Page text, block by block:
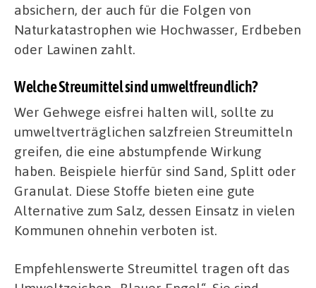
absichern, der auch für die Folgen von
Naturkatastrophen wie Hochwasser, Erdbeben
oder Lawinen zahlt.
Welche Streumittel sind umweltfreundlich?
Wer Gehwege eisfrei halten will, sollte zu
umweltverträglichen salzfreien Streumitteln
greifen, die eine abstumpfende Wirkung
haben. Beispiele hierfür sind Sand, Splitt oder
Granulat. Diese Stoffe bieten eine gute
Alternative zum Salz, dessen Einsatz in vielen
Kommunen ohnehin verboten ist.
Empfehlenswerte Streumittel tragen oft das